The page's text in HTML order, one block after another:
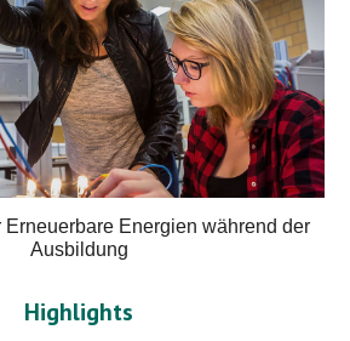
Energien während der
Ausbildung
Highlights